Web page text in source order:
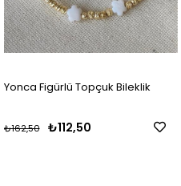
Yonca Figürlü Topçuk Bileklik
₺112,50
₺162,50